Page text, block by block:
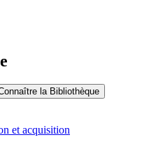
la Bibliothèque
et acquisition